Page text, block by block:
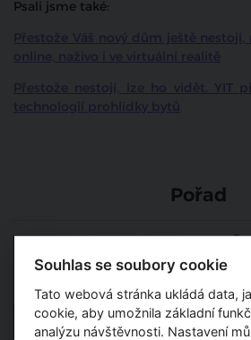
Psali jsme také:
Přestože Váš nový dům ještě
online, naživo i ve virtuální realitě
Přestože nestojí, lze ho vidět. YIT
technologií prohlídky bytů
Pořad
Do
Souhlas se soubory cookie
Tato webová stránka ukládá data,
cookie, aby umožnila základní
analýzu návštěvnosti. Nastavení